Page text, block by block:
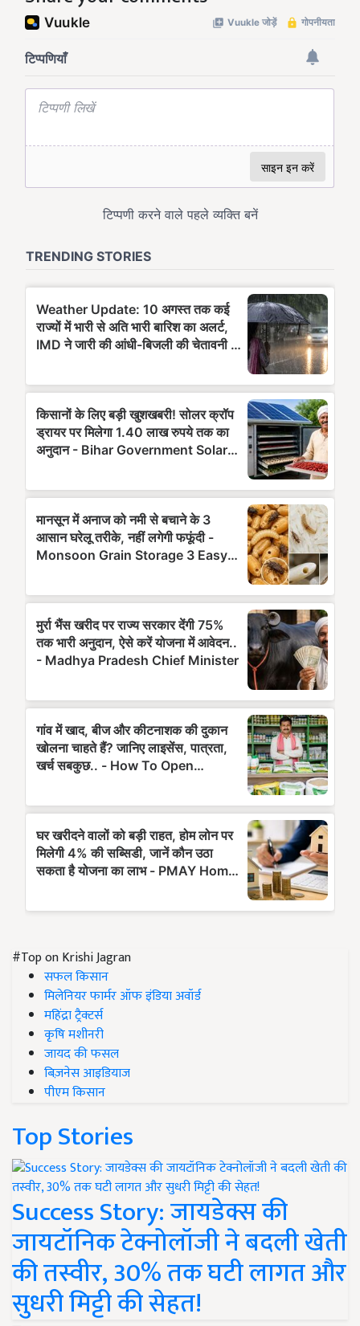
#Top on Krishi Jagran
सफल किसान
मिलेनियर फार्मर ऑफ इंडिया अवॉर्ड
महिंद्रा ट्रैक्टर्स
कृषि मशीनरी
जायद की फसल
बिज़नेस आइडियाज
पीएम किसान
Top Stories
Success Story: जायडेक्स की
जायटॉनिक टेक्नोलॉजी ने बदली खेती
की तस्वीर, 30% तक घटी लागत और
सुधरी मिट्टी की सेहत!